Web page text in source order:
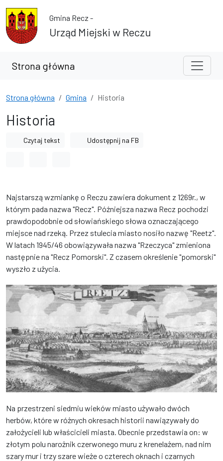
Przejdź do treści
Przejdź do wyszukiwarki
Gmina Recz -
Urząd Miejski w Reczu
Strona główna
Strona główna Gmina Historia
Historia
Czytaj tekst Udostępnij na FB
Najstarszą wzmiankę o Reczu zawiera dokument z 1269r., w
którym pada nazwa "Recz". Późniejsza nazwa Recz pochodzi
prawdopodobnie od słowiańskiego słowa oznaczającego
miejsce nad rzeką. Przez stulecia miasto nosiło nazwę "Reetz".
W latach 1945/46 obowiązywała nazwa "Rzeczyca" zmieniona
następnie na "Recz Pomorski". Z czasem określenie "pomorski"
wyszło z użycia.
Na przestrzeni siedmiu wieków miasto używało dwóch
herbów, które w różnych okresach historii nawiązywały do
założycieli lub właścicieli miasta. Obecnie przedstawia on: w
złotym polu narożnik czerwonego muru z krenelażem, nad nim
szary mur i trzy szare wieże o czterech oknach i czarnych